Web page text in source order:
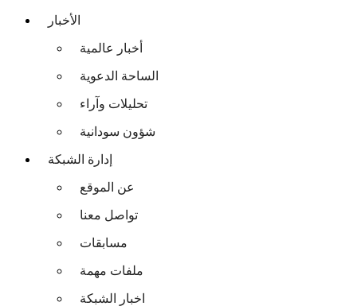
الأخبار
أخبار عالمية
الساحة الدعوية
تحليلات وآراء
شؤون سودانية
إدارة الشبكة
عن الموقع
تواصل معنا
مسابقات
ملفات مهمة
اخبار الشبكة